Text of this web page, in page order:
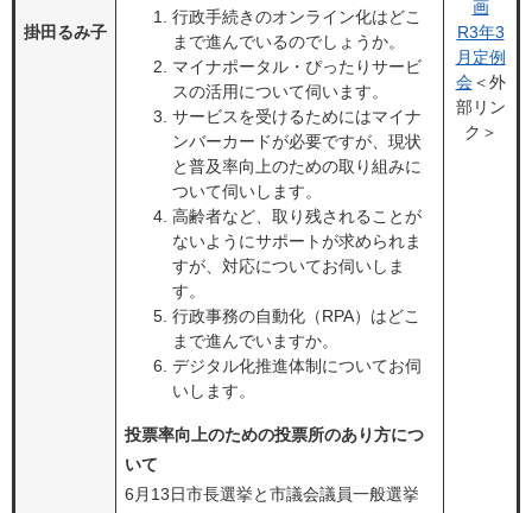
掛田るみ子
行政手続きのオンライン化はどこ
まで進んでいるのでしょうか。
マイナポータル・ぴったりサービ
スの活用について伺います。
サービスを受けるためにはマイナ
ンバーカードが必要ですが、現状
と普及率向上のための取り組みに
ついて伺いします。
高齢者など、取り残されることが
ないようにサポートが求められま
すが、対応についてお伺いしま
す。
行政事務の自動化（RPA）はどこ
まで進んでいますか。
デジタル化推進体制についてお伺
いします。
投票率向上のための投票所のあり方につ
いて
6月13日市長選挙と市議会議員一般選挙
画
R3年3
月定例
会＜外
部リン
ク＞